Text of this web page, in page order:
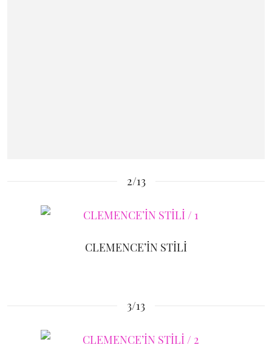
2/13
CLEMENCE’İN STİLİ
3/13